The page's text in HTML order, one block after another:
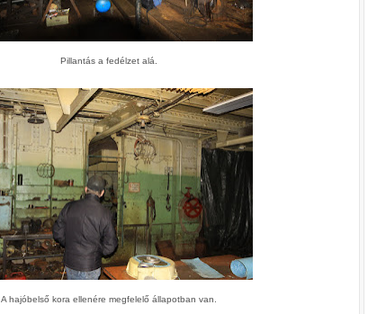
Pillantás a fedélzet alá.
A hajóbelső kora ellenére megfelelő állapotban van.